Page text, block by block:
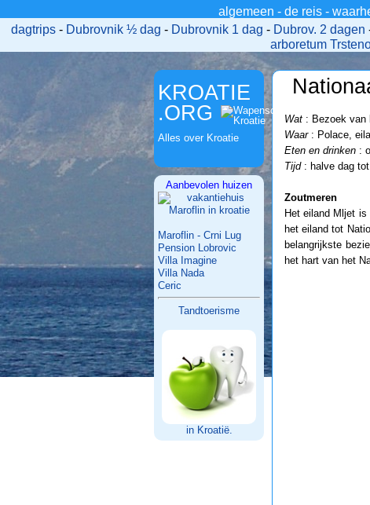
algemeen - de reis-
dagtrips- Dubrovnik ½ dag - Dubrovnik 1 dag - Dubrov. 2 dagen
arboretum
KROATIE
.ORG
Alles over Kroatie
Aanbevolen huizen
Maroflin - Crni Lug
Pension Lobrovic
Villa Imagine
Villa Nada
Ceric
Tandtoerisme
in Kroatië.
Wat : Bezoek van
Waar: Polace,
Eten en drinken :
Tijd: halve dag tot
Zoutmeren
Het eiland Mljet
het eiland tot
belangrijkste
het hart van het